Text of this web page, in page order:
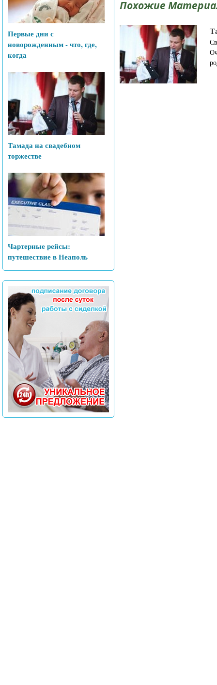
Первые дни с
новорожденным - что, где,
когда
Тамада на свадебном
торжестве
Чартерные рейсы:
путешествие в Неаполь
Похожие